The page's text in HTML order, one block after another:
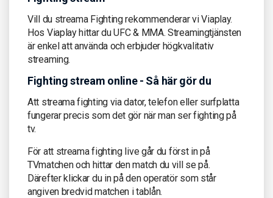
Vill du streama Fighting rekommenderar vi Viaplay.
Hos Viaplay hittar du UFC & MMA. Streamingtjänsten
är enkel att använda och erbjuder högkvalitativ
streaming.
Fighting stream online - Så här gör du
Att streama fighting via dator, telefon eller surfplatta
fungerar precis som det gör när man ser fighting på
tv.
För att streama fighting live går du först in på
TVmatchen och hittar den match du vill se på.
Därefter klickar du in på den operatör som står
angiven bredvid matchen i tablån.